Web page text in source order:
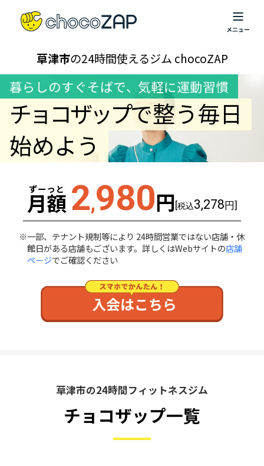
草津市の24時間使えるジム chocoZAP
暮らしのすぐそばで、 気軽に運動習慣
チョコザップで整う毎日
始めよう
ずーっと
月額 2,980円[税込3,278円]
一部、テナント規制等により 24時間営業ではない店舗・休
館日がある店舗もございます。詳しくはWebサイトの店舗
ページでご確認ください
草津市の24時間フィットネスジム
チョコザップ一覧